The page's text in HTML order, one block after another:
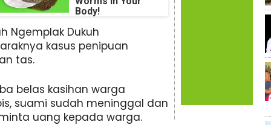
Body!
Ngemplak Dukuh
kasus penipuan
tas.
belas kasihan warga
suami sudah meninggal dan
uang kepada warga.